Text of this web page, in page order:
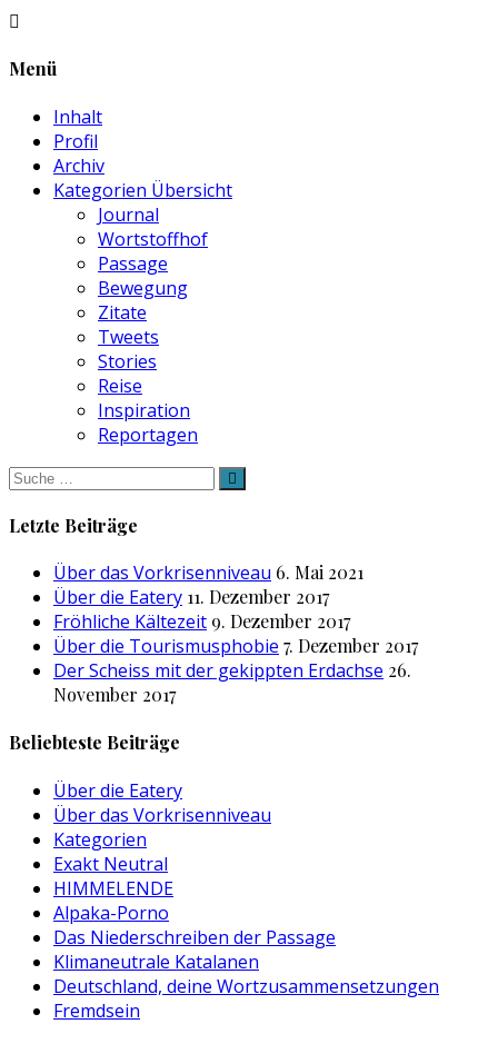
Menü
Inhalt
Profil
Archiv
Kategorien Übersicht
Journal
Wortstoffhof
Passage
Bewegung
Zitate
Tweets
Stories
Reise
Inspiration
Reportagen
Suche
nach:
Letzte Beiträge
Über das Vorkrisenniveau 6. Mai 2021
Über die Eatery 11. Dezember 2017
Fröhliche Kältezeit 9. Dezember 2017
Über die Tourismusphobie 7. Dezember 2017
Der Scheiss mit der gekippten Erdachse 26.
November 2017
Beliebteste Beiträge
Über die Eatery
Über das Vorkrisenniveau
Kategorien
Exakt Neutral
HIMMELENDE
Alpaka-Porno
Das Niederschreiben der Passage
Klimaneutrale Katalanen
Deutschland, deine Wortzusammensetzungen
Fremdsein